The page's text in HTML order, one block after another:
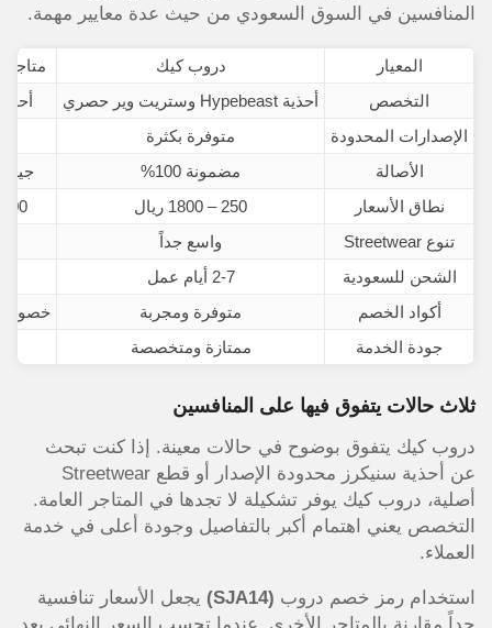
المنافسين في السوق السعودي من حيث عدة معايير مهمة.
المعيار دروب كيك
متاجر
التخصص
أحذية Hypebeast وستريت وير حصري
الإصدارات المحدودة
متوفرة بكثرة
الأصالة
مضمونة 100%
نطاق الأسعار
250 – 1800 ريال
200 – 1500 ريال
تنوع Streetwear
واسع جداً
الشحن للسعودية
2-7 أيام عمل
أكواد الخصم
متوفرة ومجربة
جودة الخدمة
ممتازة ومتخصصة
ثلاث حالات يتفوق فيها على المنافسين
دروب كيك يتفوق بوضوح في حالات معينة. إذا كنت تبحث
عن أحذية سنيكرز محدودة الإصدار أو قطع Streetwear
أصلية، دروب كيك يوفر تشكيلة لا تجدها في المتاجر العامة.
التخصص يعني اهتمام أكبر بالتفاصيل وجودة أعلى في خدمة
العملاء.
استخدام رمز خصم دروب (SJA14)
يجعل الأسعار تنافسية
جداً مقارنة بالمتاجر الأخرى. عندما تحسب السعر النهائي بعد